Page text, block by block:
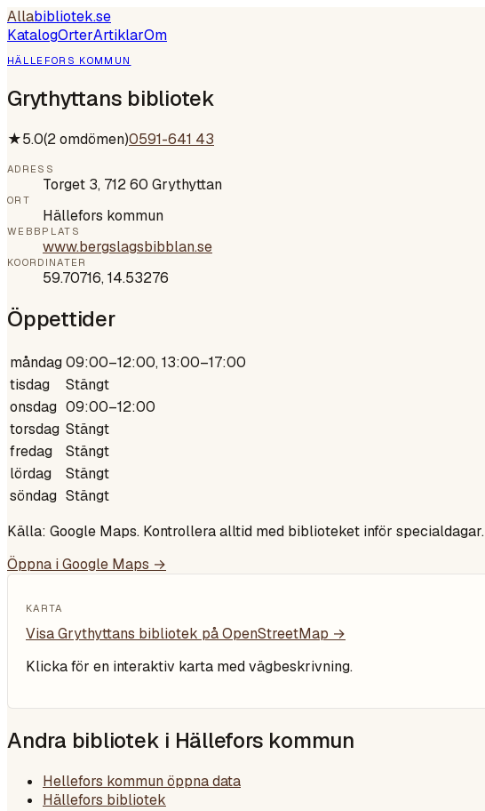
Allabibliotek.se
KatalogOrterArtiklarOm
HÄLLEFORS KOMMUN
Grythyttans bibliotek
★5.0(2omdömen)0591-641 43
ADRESS
Torget 3, 712 60 Grythyttan
ORT
Hällefors kommun
WEBBPLATS
www.bergslagsbibblan.se
KOORDINATER
59.70716,14.53276
Öppettider
måndag09:00–12:00, 13:00–17:00
tisdag
Stängt
onsdag 09:00–12:00
torsdag Stängt
fredag
Stängt
lördag
Stängt
söndag Stängt
Källa: Google Maps. Kontrollera alltid med biblioteket inför specialdagar.
Öppna i Google Maps →
KARTA
VisaGrythyttans bibliotek på OpenStreetMap →
Klicka för en interaktiv karta med vägbeskrivning.
Andra bibliotek i Hällefors kommun
Hellefors kommun öppna data
Hällefors bibliotek